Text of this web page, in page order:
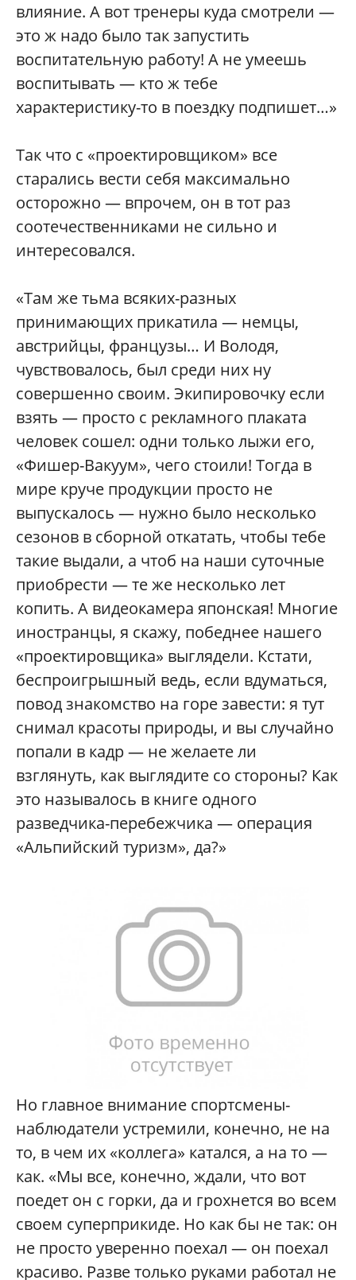
влияние. А вот тренеры куда смотрели —
это ж надо было так запустить
воспитательную работу! А не умеешь
воспитывать — кто ж тебе
характеристику-то в поездку подпишет…»
Так что с «проектировщиком» все
старались вести себя максимально
осторожно — впрочем, он в тот раз
соотечественниками не сильно и
интересовался.
«Там же тьма всяких-разных
принимающих прикатила — немцы,
австрийцы, французы… И Володя,
чувствовалось, был среди них ну
совершенно своим. Экипировочку если
взять — просто с рекламного плаката
человек сошел: одни только лыжи его,
«Фишер-Вакуум», чего стоили! Тогда в
мире круче продукции просто не
выпускалось — нужно было несколько
сезонов в сборной откатать, чтобы тебе
такие выдали, а чтоб на наши суточные
приобрести — те же несколько лет
копить. А видеокамера японская! Многие
иностранцы, я скажу, победнее нашего
«проектировщика» выглядели. Кстати,
беспроигрышный ведь, если вдуматься,
повод знакомство на горе завести: я тут
снимал красоты природы, и вы случайно
попали в кадр — не желаете ли
взглянуть, как выглядите со стороны? Как
это называлось в книге одного
разведчика-перебежчика — операция
«Альпийский туризм», да?»
Но главное внимание спортсмены-
наблюдатели устремили, конечно, не на
то, в чем их «коллега» катался, а на то —
как. «Мы все, конечно, ждали, что вот
поедет он с горки, да и грохнется во всем
своем суперприкиде. Но как бы не так: он
не просто уверенно поехал — он поехал
красиво. Разве только руками работал не